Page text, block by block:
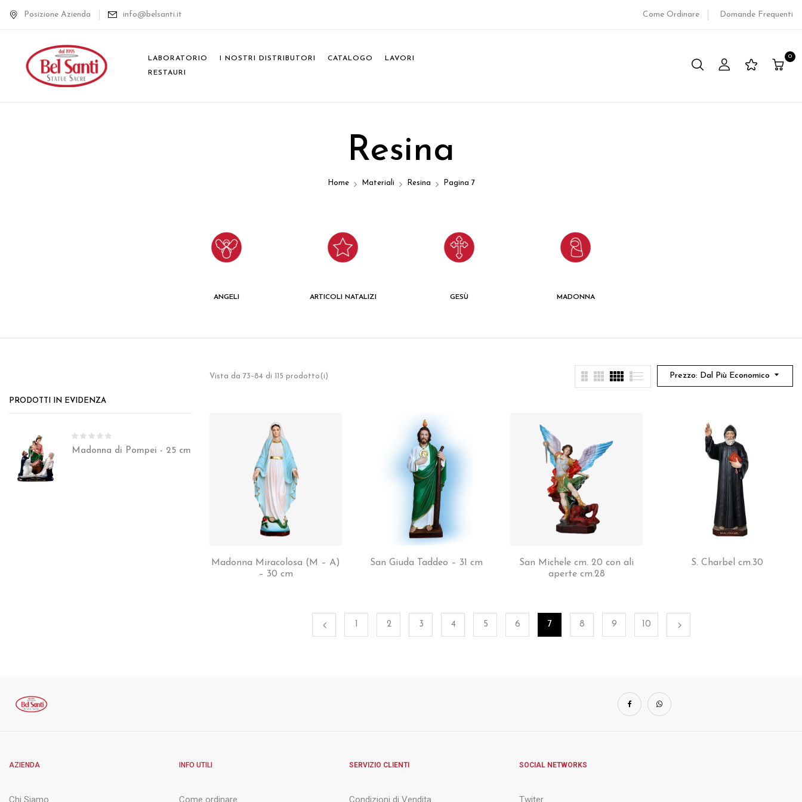
Posizione Azienda info@belsanti.it Come Ordinare Domande Frequenti
LABORATORIO I NOSTRI DISTRIBUTORI CATALOGO
LAVORI
RESTAURI
0
Resina
Home Materiali Resina Pagina 7
ANGELI ARTICOLI NATALIZI GESÙ MADONNA
PRODOTTI IN EVIDENZA
Madonna di Pompei - 25 cm
Prezzo: Dal Più Economico
Vista da 73–84 di 115 prodotto(i)
Madonna Miracolosa (M – A)
– 30 cm
San Giuda Taddeo – 31 cm
San Michele cm. 20 con ali
aperte cm.28
S. Charbel cm.30
1 2 3 4 5 6 7 8 9 10
AZIENDA
Chi Siamo
INFO UTILI
Come ordinare
SERVIZIO CLIENTI
Condizioni di Vendita
SOCIAL NETWORKS
Twiter